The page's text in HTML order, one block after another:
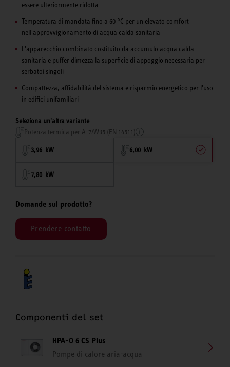
essere ulteriormente ridotta
Temperatura di mandata fino a 60 °C per un elevato comfort
nell'approvvigionamento di acqua calda sanitaria
L'apparecchio combinato costituito da accumulo acqua calda
sanitaria e puffer dimezza la superficie di appoggio necessaria per
serbatoi singoli
Compattezza, affidabilità del sistema e risparmio energetico per l'uso
in edifici unifamiliari
Seleziona un'altra variante
Potenza termica per A-7/W35 (EN 14511)
3,96 kW 6,00 kW
7,80 kW
Domande sul prodotto?
Prendere contatto
Componenti del set
HPA-O 6 CS Plus
Pompe di calore aria-acqua